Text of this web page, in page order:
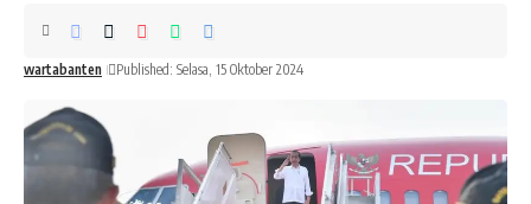
wartabanten Published: Selasa, 15 Oktober 2024